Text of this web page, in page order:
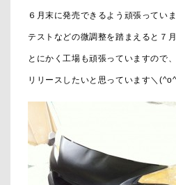
６月末に発売できるよう頑張ってい
テストなどの微調整を踏まえると７
とにかく工場も頑張っていますので
リリースしたいと思っています＼